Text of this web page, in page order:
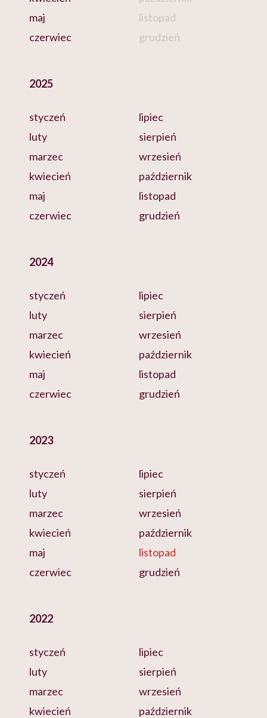
maj
czerwiec
listopad
grudzień
2025
styczeń
luty
marzec
kwiecień
maj
czerwiec
lipiec
sierpień
wrzesień
październik
listopad
grudzień
2024
styczeń
luty
marzec
kwiecień
maj
czerwiec
lipiec
sierpień
wrzesień
październik
listopad
grudzień
2023
styczeń
luty
marzec
kwiecień
maj
czerwiec
lipiec
sierpień
wrzesień
październik
listopad
grudzień
2022
styczeń
luty
marzec
kwiecień
lipiec
sierpień
wrzesień
październik